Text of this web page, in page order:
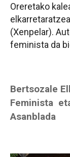
Oreretako
(Xenpelar).
feminista da
Bertsozale
Feminista
Asanblada